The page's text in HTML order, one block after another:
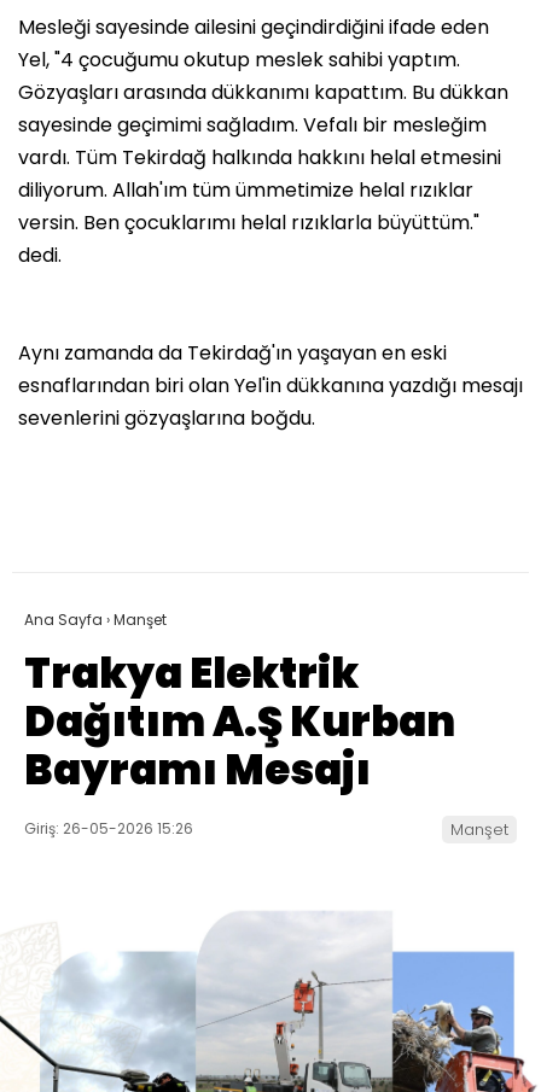
Mesleği sayesinde ailesini geçindirdiğini ifade eden
Yel, "4 çocuğumu okutup meslek sahibi yaptım.
Gözyaşları arasında dükkanımı kapattım. Bu dükkan
sayesinde geçimimi sağladım. Vefalı bir mesleğim
vardı. Tüm Tekirdağ halkında hakkını helal etmesini
diliyorum. Allah'ım tüm ümmetimize helal rızıklar
versin. Ben çocuklarımı helal rızıklarla büyüttüm."
dedi.
Aynı zamanda da Tekirdağ'ın yaşayan en eski
esnaflarından biri olan Yel'in dükkanına yazdığı mesajı
sevenlerini gözyaşlarına boğdu.
Ana Sayfa ›Manşet
Trakya Elektrik
Dağıtım A.Ş Kurban
Bayramı Mesajı
Giriş: 26-05-2026 15:26 Manşet